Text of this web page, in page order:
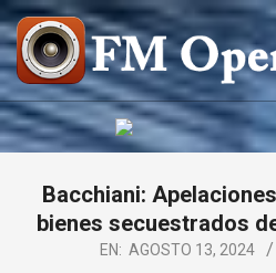
Saltar
al
contenido
FM
OPEN
NOTICIAS
Bacchiani:
bienes secuestrados
EN: AGOSTO 13, 2024